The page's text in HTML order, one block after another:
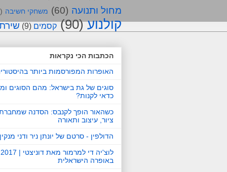
מחול ותנועה (60) משחקי חשיבה
קולנוע (90) קסמים (9)
הכתבות הכי נקראות
האופרות המפורסמות ביותר
סוגים של גת בישראל: מהם הסוגים
כדאי לקנות?
כשהאור הופך לקנבס: הסדנה שמחברת
ציור, עיצוב ותאורה
הדולפין - סרטם של יונתן ניר ודני מנקין
לוצ'יה די למרמור מאת דוניצטי | 2017
באופרה הישראלית